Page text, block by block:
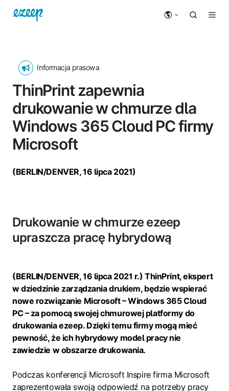
Informacja prasowa
ThinPrint zapewnia
drukowanie w chmurze dla
Windows 365 Cloud PC firmy
Microsoft
(BERLIN/DENVER, 16 lipca 2021)
Drukowanie w chmurze ezeep
upraszcza pracę hybrydową
(BERLIN/DENVER, 16 lipca 2021 r.) ThinPrint, ekspert
w dziedzinie zarządzania drukiem, będzie wspierać
nowe rozwiązanie Microsoft – Windows 365 Cloud
PC – za pomocą swojej chmurowej platformy do
drukowania ezeep. Dzięki temu firmy mogą mieć
pewność, że ich hybrydowy model pracy nie
zawiedzie w obszarze drukowania.
Podczas konferencji Microsoft Inspire firma Microsoft
zaprezentowała swoją odpowiedź na potrzeby pracy